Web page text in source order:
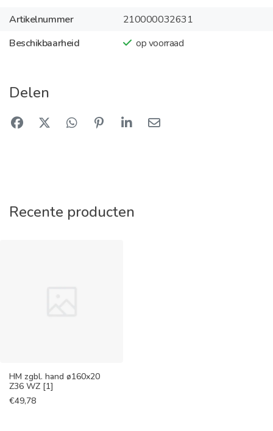
Artikelnummer
210000032631
Beschikbaarheid
op voorraad
Delen
Recente producten
HM zgbl. hand ø160x20
Z36 WZ [1]
€49,78